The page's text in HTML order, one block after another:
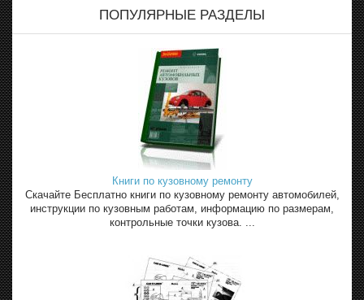
ПОПУЛЯРНЫЕ РАЗДЕЛЫ
Книги по кузовному ремонту
Скачайте Бесплатно книги по кузовному ремонту автомобилей,
инструкции по кузовным работам, информацию по размерам,
контрольные точки кузова. ...